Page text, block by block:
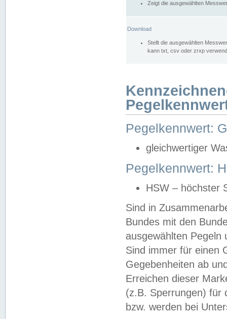
Zeigt die ausgewählten
Download
Stellt die ausgewählten
kann txt, csv oder zrxp
Pegelkennwert:
gleichwertiger
Pegelkennwert:
HSW – höchster
Sind in
Bundes mit den
ausgewählten
Sind immer für einen
Gegebenheiten ab
Erreichen dieser
(z.B. Sperrungen) für
bzw. werden bei